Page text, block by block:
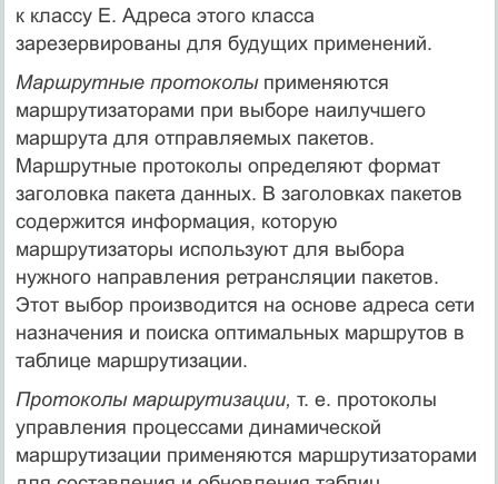
к классу E. Адреса этого класса
зарезервированы для будущих применений.
Маршрутные протоколыприменяются
маршрутизаторами при выборе наилучшего
маршрута для отправляемых пакетов.
Маршрутные протоколы определяют формат
заголовка пакета данных. В заголовках пакетов
содержится информация, которую
маршрутизаторы используют для выбора
нужного направления ретрансляции пакетов.
Этот выбор производится на основе адреса сети
назначения и поиска оптимальных маршрутов в
таблице маршрутизации.
Протоколы маршрутизации, т. е. протоколы
управления процессами динамической
маршрутизации применяются маршрутизаторами